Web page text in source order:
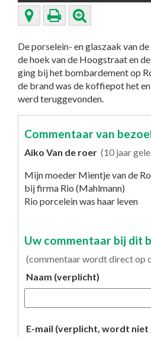
De porselein- en glaszaak van
de hoek van de Hoogstraat en
ging bij het bombardement op
de brand was de koffiepot het
werd teruggevonden.
Commentaar van
Aiko Van de roer (10 jaar
Mijn moeder Mientje van de
bij firma Rio (Mahlmann)
Rio porcelein was haar leven
Uw commentaar bij dit
(commentaar wordt direct op
Naam (verplicht)
E-mail (verplicht, wordt